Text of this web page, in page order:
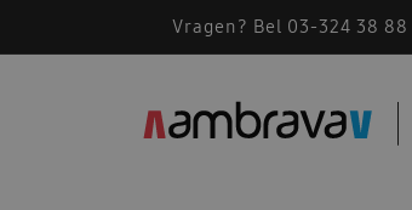
Vragen? Bel 03-324 38 88